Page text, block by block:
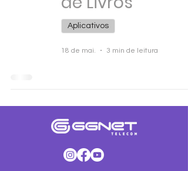
Aplicativos
18 de mai. 3 min de leitura